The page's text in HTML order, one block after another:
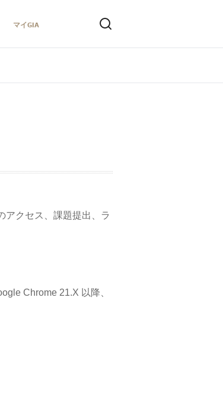
マイGIA
アクセス、課題提出、ラ
Chrome 21.X 以降、